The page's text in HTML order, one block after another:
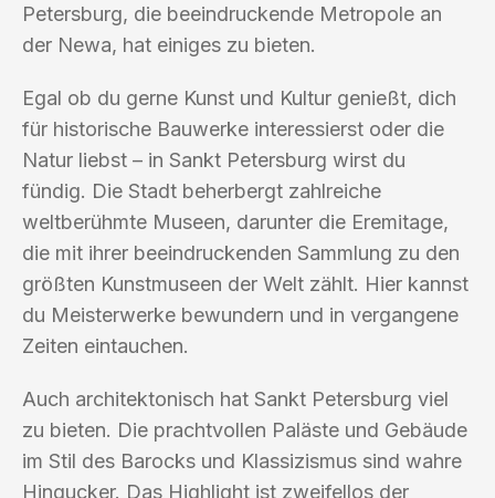
Petersburg, die beeindruckende Metropole an
der Newa, hat einiges zu bieten.
Egal ob du gerne Kunst und Kultur genießt, dich
für historische Bauwerke interessierst oder die
Natur liebst – in Sankt Petersburg wirst du
fündig. Die Stadt beherbergt zahlreiche
weltberühmte Museen, darunter die Eremitage,
die mit ihrer beeindruckenden Sammlung zu den
größten Kunstmuseen der Welt zählt. Hier kannst
du Meisterwerke bewundern und in vergangene
Zeiten eintauchen.
Auch architektonisch hat Sankt Petersburg viel
zu bieten. Die prachtvollen Paläste und Gebäude
im Stil des Barocks und Klassizismus sind wahre
Hingucker. Das Highlight ist zweifellos der